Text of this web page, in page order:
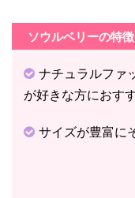
ソウルベリーの特徴
ナチュラルファ
が好きな方におす
サイズが豊富に